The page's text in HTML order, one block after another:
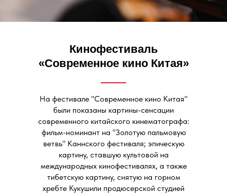
Кинофестиваль
«Современное кино Китая»
На фестивале "Современное кино Китая"
были показаны картины-сенсации
современного китайского кинематографа:
фильм-номинант на "Золотую пальмовую
ветвь" Каннского фестиваля; эпическую
картину, ставшую культовой на
международных кинофестивалях, а также
тибетскую картину, снятую на горном
хребте Кукушили продюсерской студией